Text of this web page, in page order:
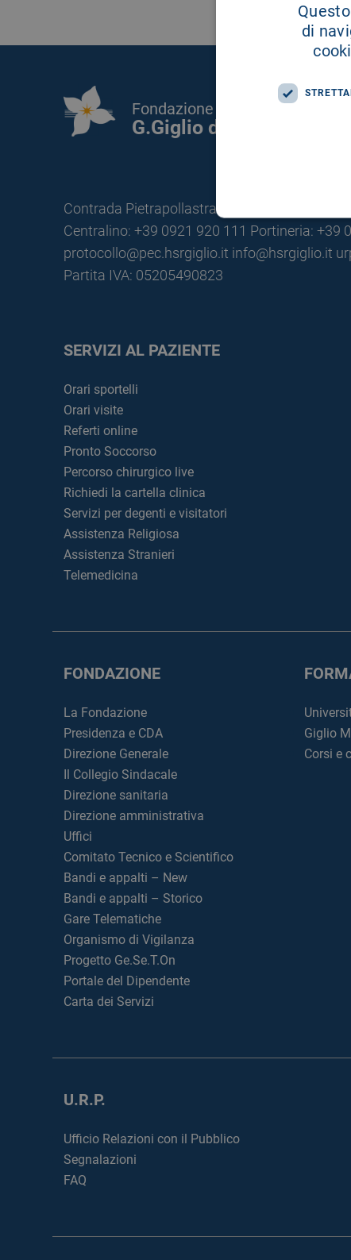
Fondazione Istituto
G.Giglio di Cefalù
Contrada Pietrapollastra - Pisciotto 90015
Centralino: +39 0921 920 111 Portineria: +39
protocollo@pec.hsrgiglio.it info@hsrgiglio.it
Partita IVA: 05205490823
SERVIZI AL PAZIENTE
Orari sportelli
Orari visite
Referti online
Pronto Soccorso
Percorso chirurgico live
Richiedi la cartella clinica
Servizi per degenti e visitatori
Assistenza Religiosa
Assistenza Stranieri
Telemedicina
FONDAZIONE
La Fondazione
Presidenza e CDA
Direzione Generale
Il Collegio Sindacale
Direzione sanitaria
Direzione amministrativa
Uffici
Comitato Tecnico e Scientifico
Bandi e appalti – New
Bandi e appalti – Storico
Gare Telematiche
Organismo di Vigilanza
Progetto Ge.Se.T.On
Portale del Dipendente
Carta dei Servizi
Giglio
Corsi e
U.R.P.
Ufficio Relazioni con il Pubblico
Segnalazioni
FAQ
di